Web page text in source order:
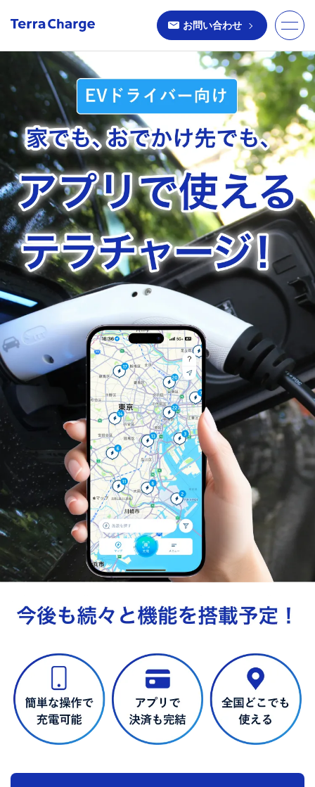
お問い合わせ
toggle